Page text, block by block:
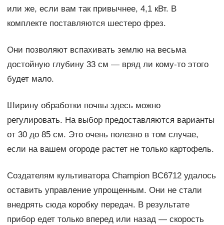
или же, если вам так привычнее, 4,1 кВт. В
комплекте поставляются шестеро фрез.
Они позволяют вспахивать землю на весьма
достойную глубину 33 см — вряд ли кому-то этого
будет мало.
Ширину обработки почвы здесь можно
регулировать. На выбор предоставляются варианты
от 30 до 85 см. Это очень полезно в том случае,
если на вашем огороде растет не только картофель.
Создателям культиватора Champion BC6712 удалось
оставить управление упрощенным. Они не стали
внедрять сюда коробку передач. В результате
прибор едет только вперед или назад — скорость